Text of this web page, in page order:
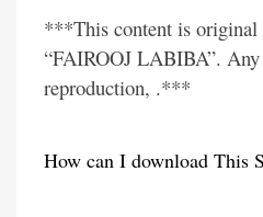
***This content is original
“FAIROOJ LABIBA”.
reproduction, .***
How can I download This